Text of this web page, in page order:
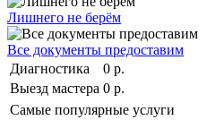
Лишнего не берём
Все документы предоставим
Диагностика
0 р.
Выезд мастера 0 р.
Самые популярные услуги